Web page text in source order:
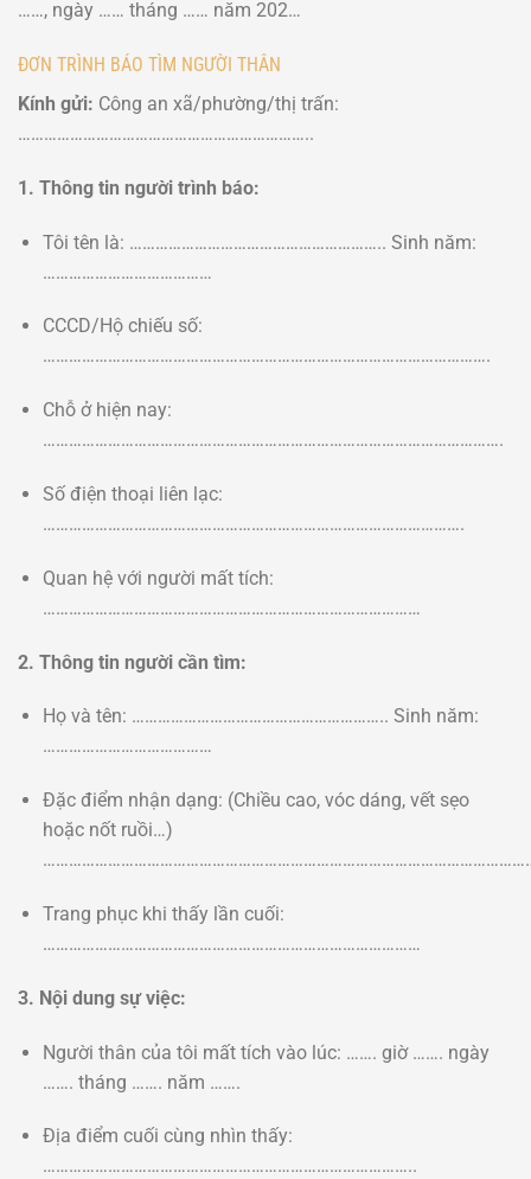
……, ngày …… tháng …… năm 202…
ĐƠN TRÌNH BÁO TÌM NGƯỜI THÂN
Kính gửi: Công an xã/phường/thị trấn:
…………………………………………………………..
1. Thông tin người trình báo:
Tôi tên là: ………………………………………………….. Sinh năm:
…………………………………
CCCD/Hộ chiếu số:
………………………………………………………………………………………….
Chỗ ở hiện nay:
…………………………………………………………………………………………….
Số điện thoại liên lạc:
…………………………………………………………………………………….
Quan hệ với người mất tích:
……………………………………………………………………………
2. Thông tin người cần tìm:
Họ và tên: ………………………………………………….. Sinh năm:
…………………………………
Đặc điểm nhận dạng: (Chiều cao, vóc dáng, vết sẹo
hoặc nốt ruồi…)
Trang phục khi thấy lần cuối:
……………………………………………………………………………
3. Nội dung sự việc:
Người thân của tôi mất tích vào lúc: ……. giờ ……. ngày
……. tháng ……. năm …….
Địa điểm cuối cùng nhìn thấy:
…………………………………………………………………………..